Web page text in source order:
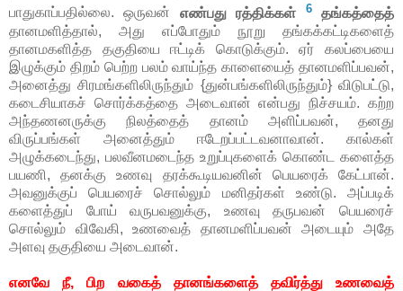
பாதுகாப்பதில்லை. ஒருவன் எண்பது ரத்திக்கள் 6தங்கத்தைத்
தானமளித்தால், அது எப்போதும் நூறு தங்கக்கட்டிகளைத்
தானமகளித்த தகுதியை ஈட்டிக் கொடுக்கும். ஏர் கலப்பையை
இழுக்கும் திறம் பெற்ற பலம் வாய்ந்த காளையைத் தானமளிப்பவன்,
அனைத்து சிரமங்களிலிருந்தும் {துன்பங்களிலிருந்தும்} விடுபட்டு,
கடைசியாகச் சொர்க்கத்தை அடைவான் என்பது நிச்சயம். கற்ற
அந்தணனருக்கு நிலத்தைத் தானம் அளிப்பவன், தனது
விருப்பங்கள் அனைத்தும் ஈடேறப்பட்டவனாவான். கால்கள்
அழுக்கடைந்து, பலவீனமடைந்த உறுப்புகளைக் கொண்ட களைத்த
பயணி, தனக்கு உணவு தரக்கூடியவனின் பெயரைக் கேட்பான்.
அவனுக்குப் பெயரைச் சொல்லும் மனிதர்கள் உண்டு. அப்படிக்
களைத்துப் போய் வருபவனுக்கு, உணவு தருபவன் பெயரைச்
சொல்லும் விவேகி, உணவைத் தானமளிப்பவன் அடையும் அதே
அளவு தகுதியை அடைவான்.
எனவே நீ, பிற வகைத் தானங்களைத் தவிர்த்து உணவைத்